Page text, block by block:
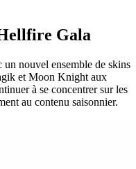
Gala
nouvel ensemble de skins
et Moon Knight aux
à se concentrer sur les
au contenu saisonnier.